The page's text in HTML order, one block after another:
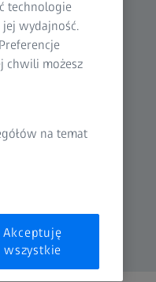
technologie
wydajność.
chwili możesz
na temat
Akceptuję
wszystkie